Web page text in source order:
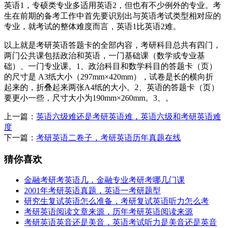
英语1，专硕类专业多适用英语2，但也有不少例外的专业。考
生在前期的备考工作中首先要识别出与英语考试类型相对应的
专业，就考试的整体难度而言，英语1比英语2难。
以上就是考研英语答题卡的全部内容，考研科目总共有四门，
两门公共课包括政治和英语，一门基础课（数学或专业基
础）、一门专业课。1、政治科目和数学科目的答题卡（页）
的尺寸是 A3纸大小（297mm×420mm），试卷是长的横向折
起来的，折叠起来两张A4纸的大小。2、英语的答题卡（页）
要更小一些，尺寸大小为190mm×260mm。3、。
上一篇： 英语六级难还是考研英语难，英语六级和考研英语难
度
下一篇： 考研英语二卷子，考研英语历年真题在线
猜你喜欢
金融考研考英语几，金融专业考研考哪几门课
2001年考研英语真题，英语一考研题型
研究生复试英语怎么准备，考研复试英语听力怎么考
考研英语阅读文章来源，历年考研英语阅读来源
考研英语英音还是美音，英语考试听力是美音还是英音